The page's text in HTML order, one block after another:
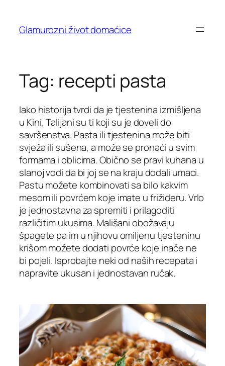
content
Glamurozni život domaćice
Tag: recepti pasta
Iako historija tvrdi da je tjestenina izmišljena
u Kini, Talijani su ti koji su je doveli do
savršenstva. Pasta ili tjestenina može biti
svježa ili sušena, a može se pronaći u svim
formama i oblicima. Obično se pravi kuhana u
slanoj vodi da bi joj se na kraju dodali umaci.
Pastu možete kombinovati sa bilo kakvim
mesom ili povrćem koje imate u frižideru. Vrlo
je jednostavna za spremiti i prilagoditi
različitim ukusima. Mališani obožavaju
špagete pa im u njihovu omiljenu tjesteninu
krišom možete dodati povrće koje inače ne
bi pojeli. Isprobajte neki od naših recepata i
napravite ukusan i jednostavan ručak.